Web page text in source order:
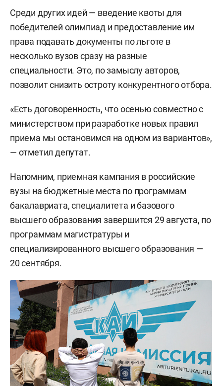
Среди других идей — введение квоты для
победителей олимпиад и предоставление им
права подавать документы по льготе в
несколько вузов сразу на разные
специальности. Это, по замыслу авторов,
позволит снизить остроту конкурентного отбора.
«Есть договоренность, что осенью совместно с
министерством при разработке новых правил
приема мы остановимся на одном из вариантов»,
— отметил депутат.
Напомним, приемная кампания в российские
вузы на бюджетные места по программам
бакалавриата, специалитета и базового
высшего образования завершится 29 августа, по
программам магистратуры и
специализированного высшего образования —
20 сентября.